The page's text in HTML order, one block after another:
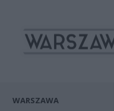
WARSZAWA